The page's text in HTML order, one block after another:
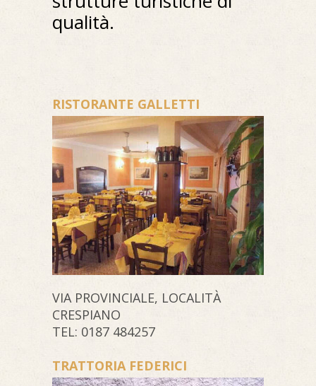
qualità.
RISTORANTE GALLETTI
VIA PROVINCIALE, LOCALITÀ
CRESPIANO
TEL: 0187 484257
TRATTORIA FEDERICI